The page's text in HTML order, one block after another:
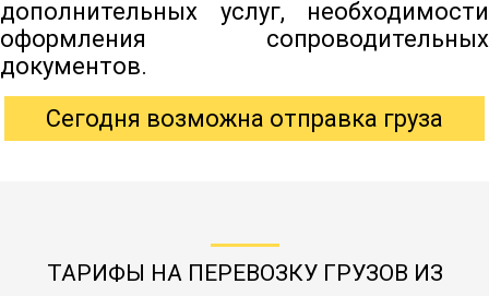
дополнительных услуг, необходимости
оформления сопроводительных
документов.
Сегодня возможна отправка груза
ТАРИФЫ НА ПЕРЕВОЗКУ ГРУЗОВ ИЗ